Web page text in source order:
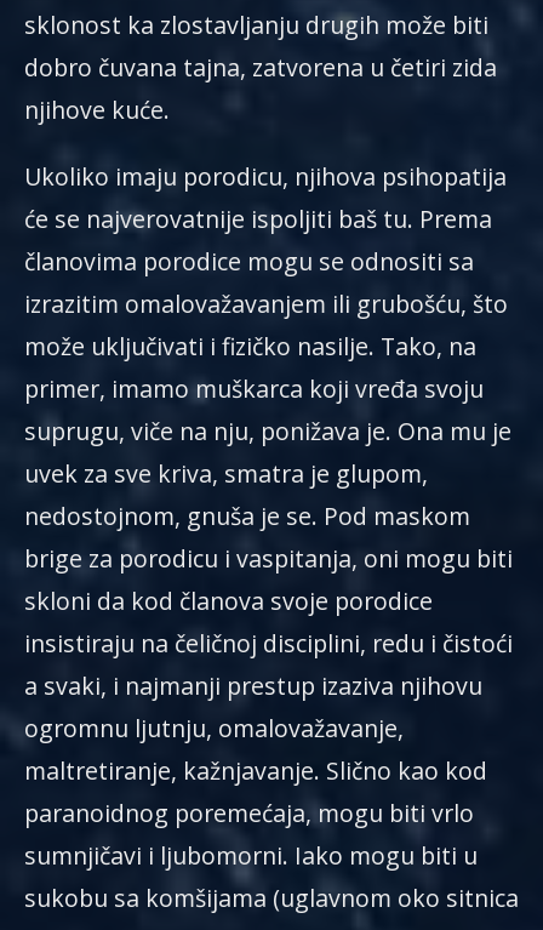
sklonost ka zlostavljanju drugih može biti
dobro čuvana tajna, zatvorena u četiri zida
njihove kuće.
Ukoliko imaju porodicu, njihova psihopatija
će se najverovatnije ispoljiti baš tu. Prema
članovima porodice mogu se odnositi sa
izrazitim omalovažavanjem ili grubošću, što
može uključivati i fizičko nasilje. Tako, na
primer, imamo muškarca koji vređa svoju
suprugu, viče na nju, ponižava je. Ona mu je
uvek za sve kriva, smatra je glupom,
nedostojnom, gnuša je se. Pod maskom
brige za porodicu i vaspitanja, oni mogu biti
skloni da kod članova svoje porodice
insistiraju na čeličnoj disciplini, redu i čistoći
a svaki, i najmanji prestup izaziva njihovu
ogromnu ljutnju, omalovažavanje,
maltretiranje, kažnjavanje. Slično kao kod
paranoidnog poremećaja, mogu biti vrlo
sumnjičavi i ljubomorni. Iako mogu biti u
sukobu sa komšijama (uglavnom oko sitnica